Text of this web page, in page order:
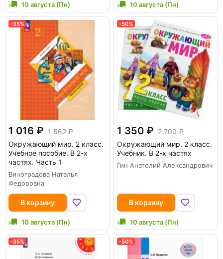
10 августа (Пн) 10 августа (Пн)
-35%
1 016
1 562
Окружающий мир. 2 класс.
Учебное пособие. В 2-х
частях. Часть 1
Виноградова Наталья
Федоровна
В корзину
10 августа (Пн)
-50%
1 350
2 700
Окружающий мир. 2 класс.
Учебник. В 2-х частях
Гин Анатолий Александрович
В корзину
10 августа (Пн)
-35% -50%